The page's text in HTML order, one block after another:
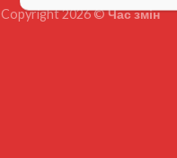
Copyright 2026 ©Час змін